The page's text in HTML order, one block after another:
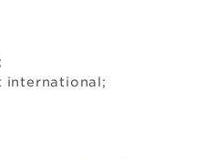
international;